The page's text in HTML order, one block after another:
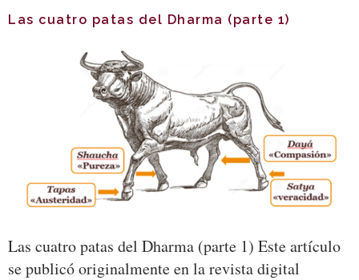
Las cuatro patas del Dharma (parte 1)
Las cuatro patas del Dharma (parte 1) Este artículo
se publicó originalmente en la revista digital